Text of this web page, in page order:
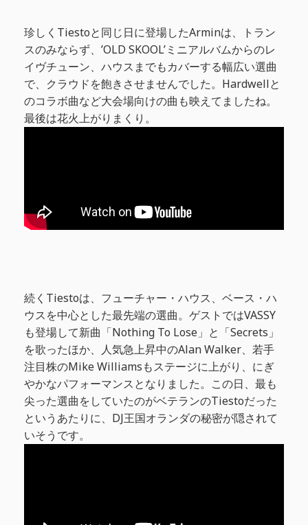
珍しくTiestoと同じ日に登場したArminは、トラン
スのみならず、’OLD SKOOL’ミニアルバムからのレ
イヴチューン、ハウスまでもカバーする幅広い選曲
で、クラウドを飽きさせませんでした。Hardwellと
のコラボ曲など大会場向けの曲も映えてましたね。
最後は花火上がりまくり。
続くTiestoは、フューチャー・ハウス、ベース・ハ
ウスを中心とした最先端の選曲。ゲストではVASSY
も登場して新曲「Nothing To Lose」と「Secrets」
を歌ったほか、人気急上昇中のAlan Walker、若手
注目株のMike Williamsもステージに上がり、にぎ
やかなパフォーマンスとなりました。この日、最も
尖った選曲をしていたのがベテランのTiestoだった
というあたりに、DJ王国オランダの秘密が隠されて
いそうです。